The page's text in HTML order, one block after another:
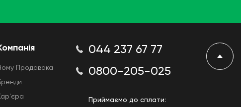
Продавака
044 237 67 77
0800-205-025
Приймаємо до сплати: